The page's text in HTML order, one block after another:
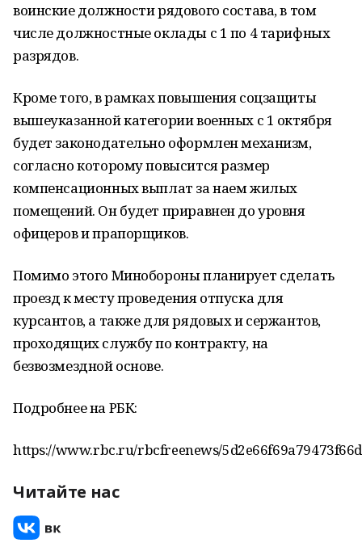
воинские должности рядового состава, в том
числе должностные оклады с 1 по 4 тарифных
разрядов.
Кроме того, в рамках повышения соцзащиты
вышеуказанной категории военных с 1 октября
будет законодательно оформлен механизм,
согласно которому повысится размер
компенсационных выплат за наем жилых
помещений. Он будет приравнен до уровня
офицеров и прапорщиков.
Помимо этого Минобороны планирует сделать
проезд к месту проведения отпуска для
курсантов, а также для рядовых и сержантов,
проходящих службу по контракту, на
безвозмездной основе.
Подробнее на РБК:
https://www.rbc.ru/rbcfreenews/
Читайте нас